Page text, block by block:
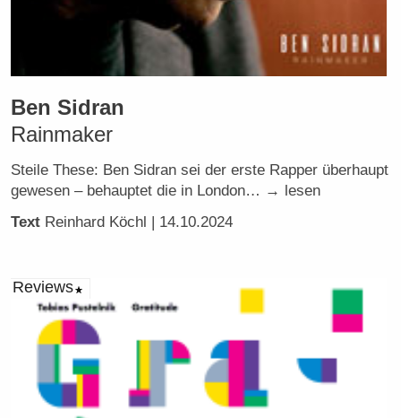
Ben Sidran
Rainmaker
Steile These: Ben Sidran sei der erste Rapper überhaupt
gewesen – behauptet die in London… → lesen
Text Reinhard Köchl | 14.10.2024
Reviews